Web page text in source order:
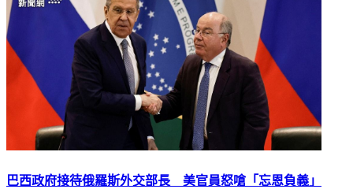
巴西政府接待俄羅斯外交部長 美官員怒嗆「忘恩負義」